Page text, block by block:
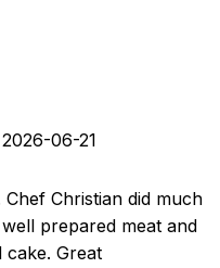
2026-06-21
Christian did much
prepared meat and
cake. Great